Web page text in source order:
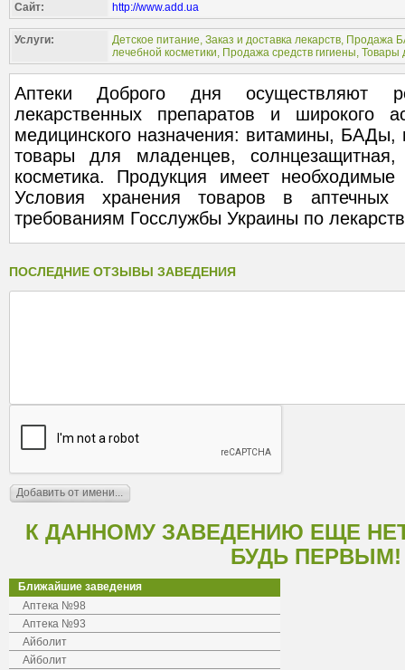
Сайт: http://www.add.ua
Услуги: Детское питание, Заказ и доставка лекарств, Продажа
лечебной косметики, Продажа средств гигиены, Товары
Аптеки Доброго дня осуществляют
лекарственных препаратов и широкого
медицинского назначения: витамины, БАДы,
товары для младенцев,
косметика. Продукция имеет необходимые
Условия хранения товаров в аптечных
требованиям Госслужбы Украины по
ПОСЛЕДНИЕ ОТЗЫВЫ ЗАВЕДЕНИЯ
К ДАННОМУ ЗАВЕДЕНИЮ ЕЩЕ
БУДЬ ПЕРВЫМ!
Ближайшие заведения
Аптека №98
Аптека №93
Айболит
Айболит